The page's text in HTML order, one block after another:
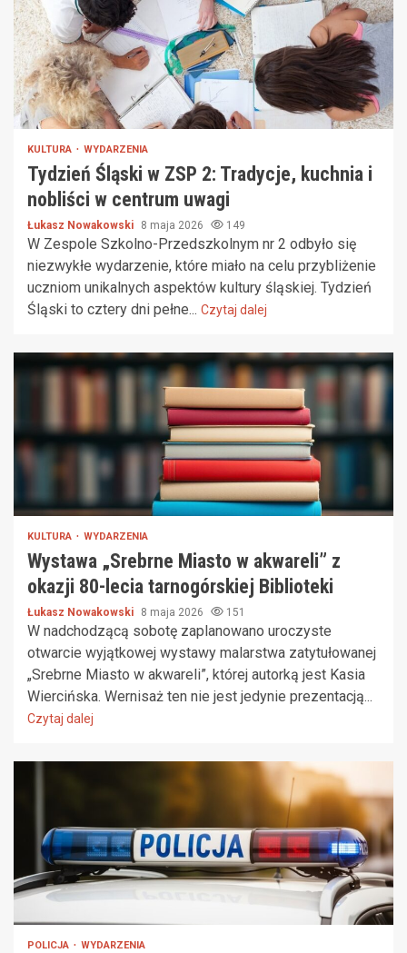
KULTURA WYDARZENIA
Tydzień Śląski w ZSP 2: Tradycje, kuchnia i
nobliści w centrum uwagi
Łukasz Nowakowski 8 maja 2026 149
W Zespole Szkolno-Przedszkolnym nr 2 odbyło się
niezwykłe wydarzenie, które miało na celu przybliżenie
uczniom unikalnych aspektów kultury śląskiej. Tydzień
Śląski to cztery dni pełne... Czytaj dalej
KULTURA WYDARZENIA
Wystawa „Srebrne Miasto w akwareli” z
okazji 80-lecia tarnogórskiej Biblioteki
Łukasz Nowakowski 8 maja 2026 151
W nadchodzącą sobotę zaplanowano uroczyste
otwarcie wyjątkowej wystawy malarstwa zatytułowanej
„Srebrne Miasto w akwareli”, której autorką jest Kasia
Wiercińska. Wernisaż ten nie jest jedynie prezentacją...
Czytaj dalej
POLICJA WYDARZENIA